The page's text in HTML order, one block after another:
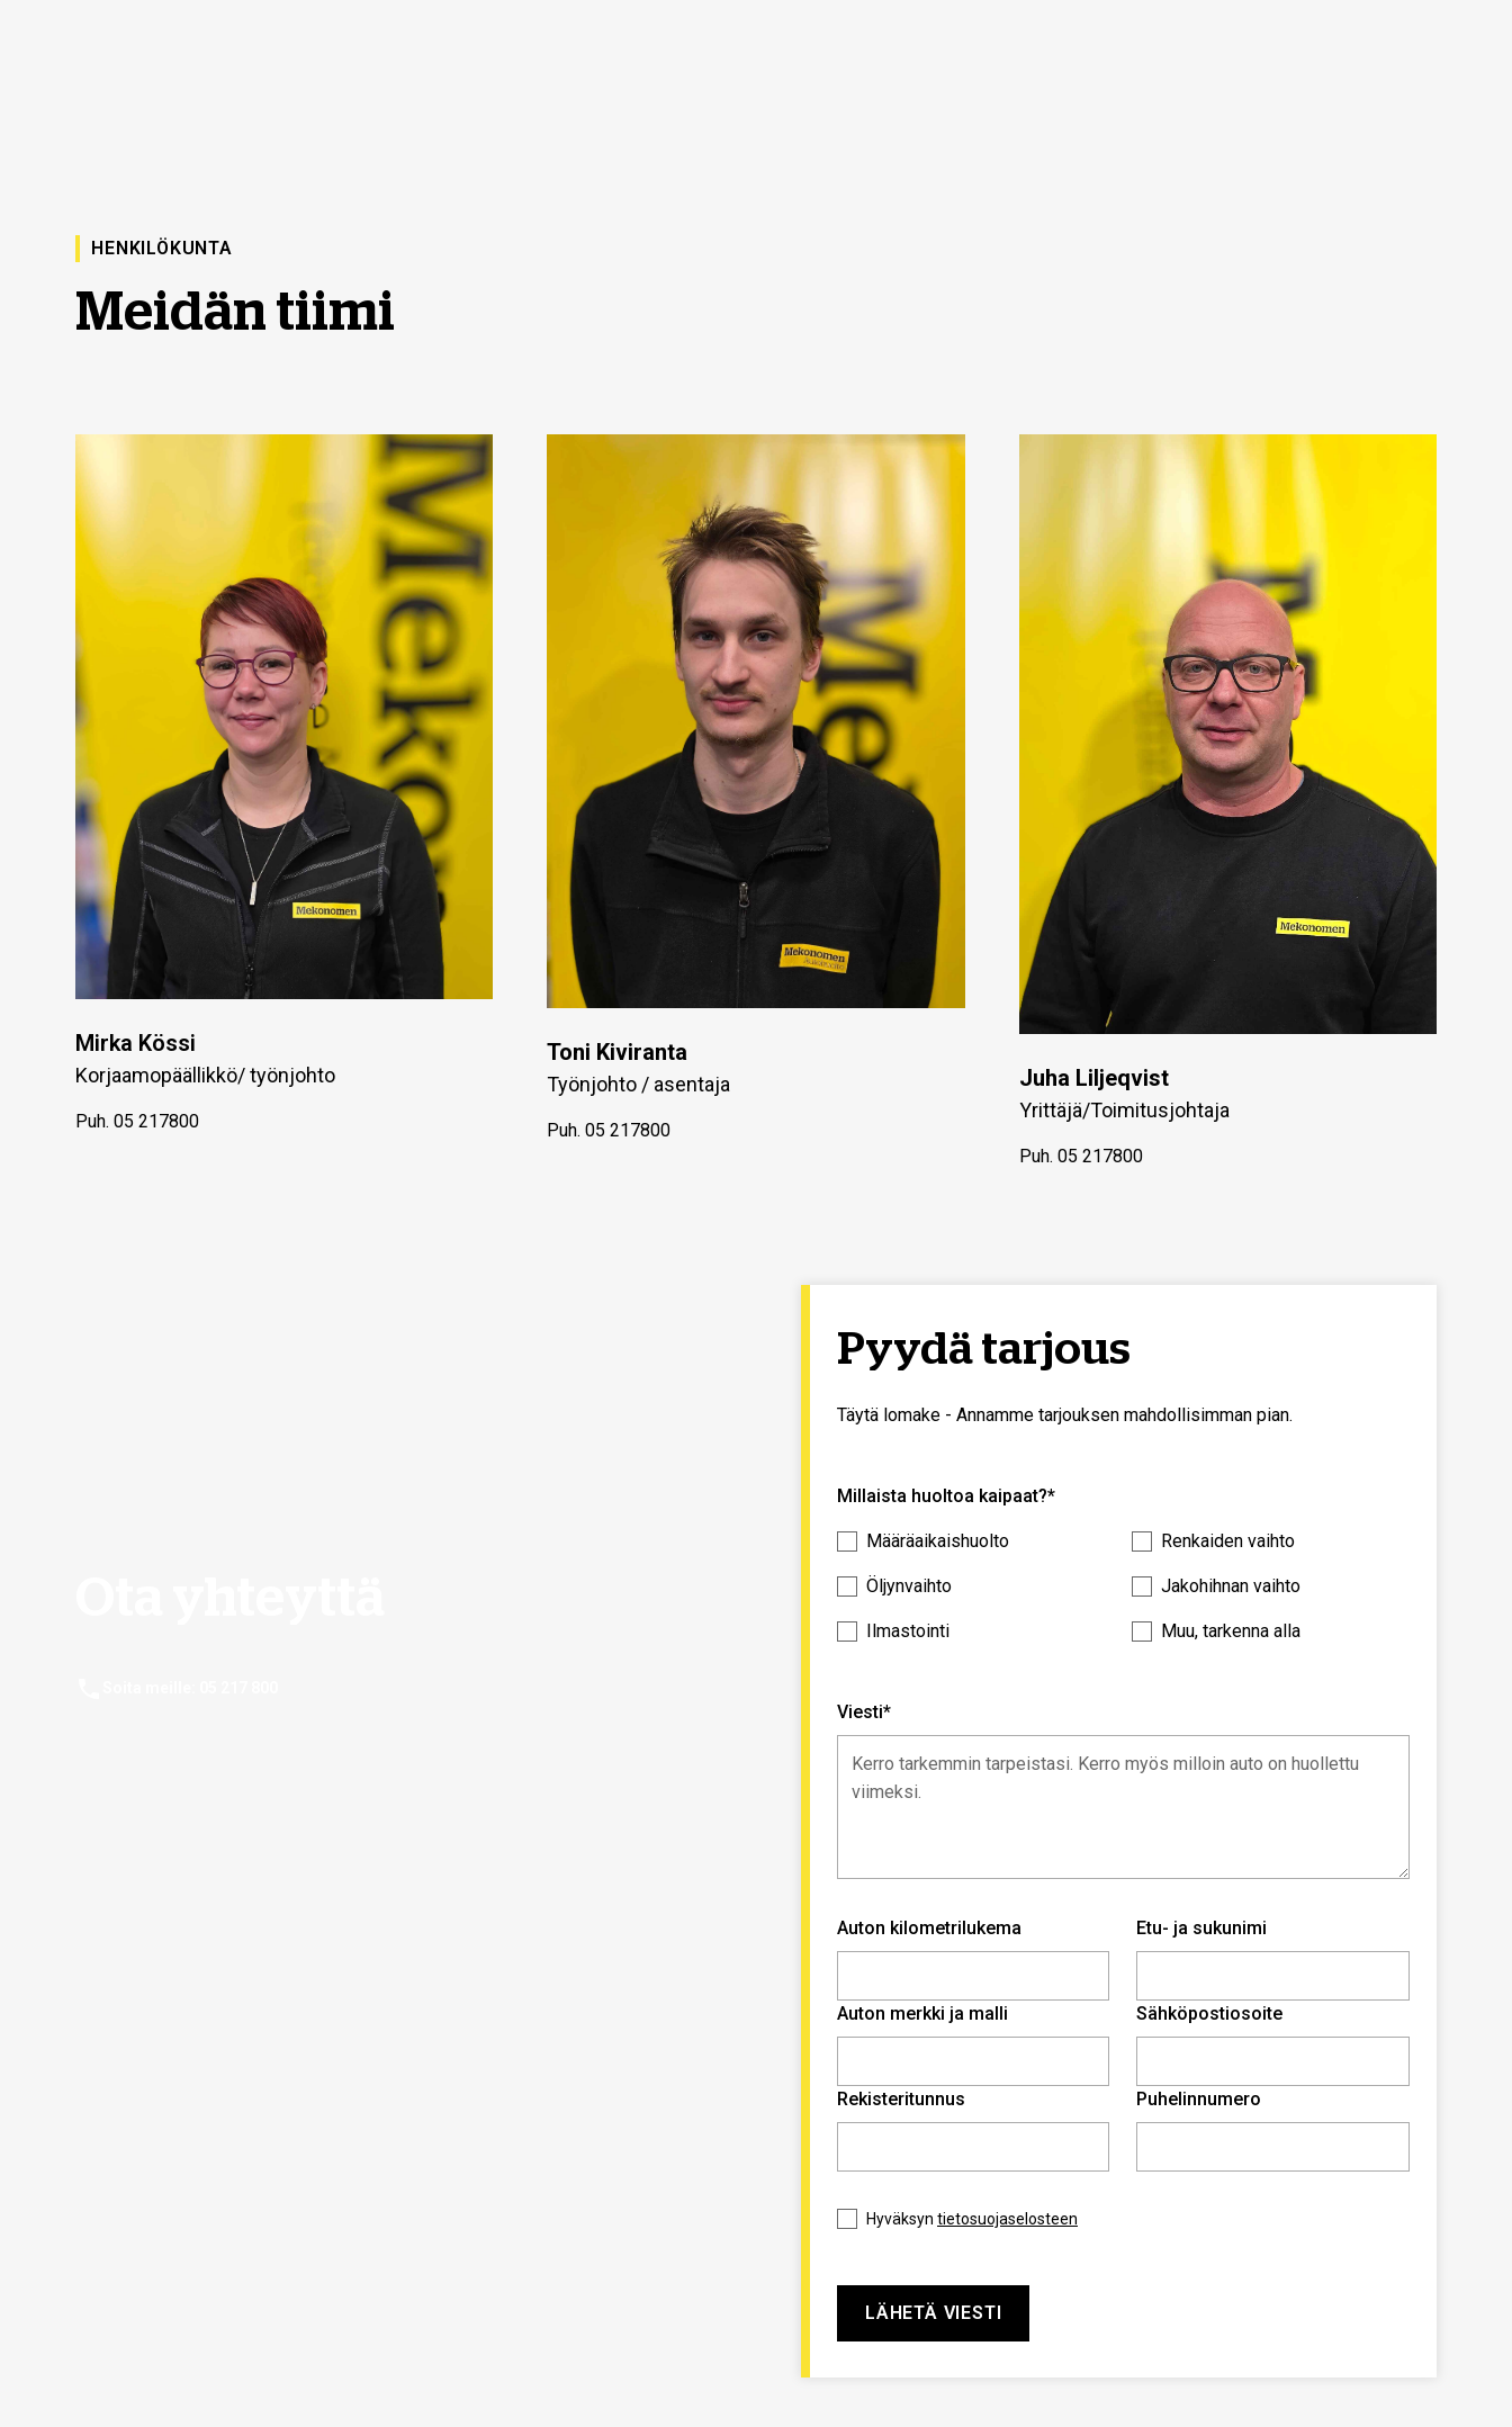
HENKILÖKUNTA
Meidän tiimi
Mirka Kössi
Korjaamopäällikkö/ työnjohto
Puh.05 217800
Toni Kiviranta
Työnjohto / asentaja
Puh.05 217800
Juha Liljeqvist
Yrittäjä/Toimitusjohtaja
Puh. 05 217800
Pyydä tarjous
Täytä lomake - Annamme tarjouksen mahdollisimman pian.
Millaista huoltoa kaipaat?*
Määräaikaishuolto Renkaiden vaihto
Öljynvaihto Jakohihnan vaihto
Ilmastointi Muu, tarkenna alla
Viesti*
Auton kilometrilukema
Auton merkki ja malli
Rekisteritunnus
Etu- ja sukunimi
Sähköpostiosoite
Puhelinnumero
Hyväksyn tietosuojaselosteen